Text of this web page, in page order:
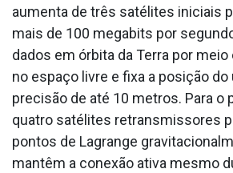
aumenta de três satélites iniciais
mais de 100 megabits por
dados em órbita da Terra por
no espaço livre e fixa a posição
precisão de até 10 metros. Para o
quatro satélites retransmissores
pontos de Lagrange
mantêm a conexão ativa mesmo